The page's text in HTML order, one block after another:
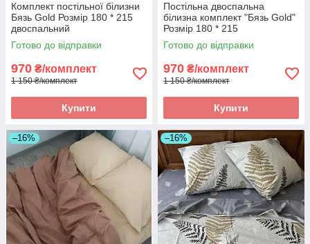
Комплект постільної білизни
Бязь Gold Розмір 180 * 215
двоспальний
Готово до відправки
970 ₴/комплект
1 150 ₴/комплект
Купити
Постільна двоспальна
білизна комплект "Бязь Gold"
Розмір 180 * 215
Готово до відправки
970 ₴/комплект
1 150 ₴/комплект
Купити
–16% –16%